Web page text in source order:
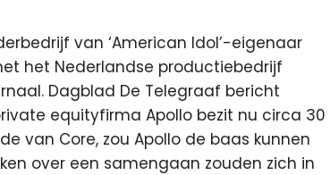
van ‘American Idol’-eigenaar
het Nederlandse productiebedrijf
Dagblad De Telegraaf bericht
equityfirma Apollo bezit nu circa 30
van Core, zou Apollo de baas kunnen
over een samengaan zouden zich in